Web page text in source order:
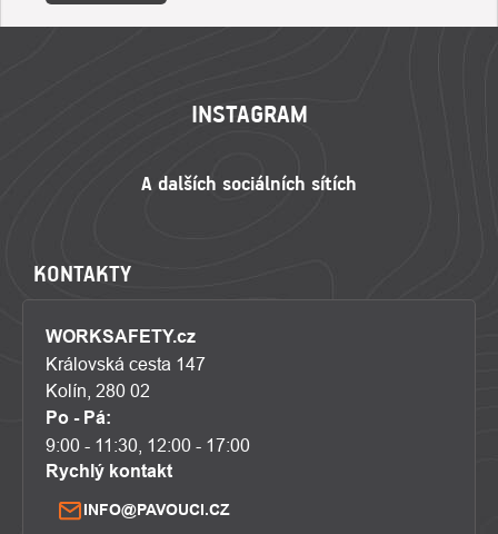
INSTAGRAM
KONTAKTY
WORKSAFETY.cz
Královská cesta 147
Kolín, 280 02
Po - Pá:
9:00 - 11:30, 12:00 - 17:00
Rychlý kontakt
INFO@PAVOUCI.CZ